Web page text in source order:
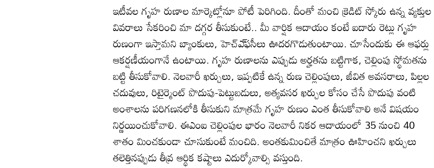
ఇటీవల గృహ రుణాల మార్కెట్లోనూ పోటీ పెరిగింది. దీంతో మంచి క్రెడిట్‌ స్కోరు ఉన్న వ్యక్తుల
వివరాలు సేకరించి మా దగ్గర తీసుకుంటే.. మీ వార్షిక ఆదాయం కంటే ఐదారు రెట్లు గృహ
రుణంగా ఇస్తామని బ్యాంకులు, హెచ్‌ఎ్‌ఫసీలు ఊదరగొడుతుంటాయి. చూసేందుకు ఈ ఆఫర్లు
ఆకర్షణీయంగానే ఉంటాయి. గృహ రుణాలను ఎప్పుడు అర్హతను బట్టిగాక, చెల్లింపు స్థోమతను
బట్టి తీసుకోవాలి. నెలవారీ ఖర్చులు, ఇప్పటికే ఉన్న రుణ చెల్లింపులు, జీవిత అవసరాలు, పిల్లల
చదువులు, రిటైర్మెంట్‌ పొదుపు-పెట్టుబడులు, అత్యవసర ఖర్చుల కోసం చేసే పొదుపు వంటి
అంశాలను పరిగణనలోకి తీసుకుని మాత్రమే గృహ రుణం ఎంత తీసుకోవాలి అనే విషయం
నిర్ణయించుకోవాలి. ఈఎంఐ చెల్లింపుల భారం నెలవారీ నికర ఆదాయంలో 35 నుంచి 40
శాతం మించకుండా చూసుకుంటే మంచిది. అంతకుమించితే మాత్రం ఊహించని ఖర్చులు
తలెత్తినప్పుడు తీవ్ర ఆర్థిక కష్టాలు ఎదుర్కోవాల్సి వస్తుంది.